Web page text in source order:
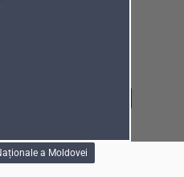
Cursor
a Moldovei